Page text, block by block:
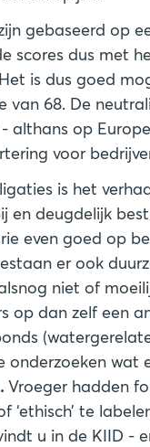
gebaseerd op
scores dus met
is dus goed
van 68. De
althans op
is het
en deugdelijk
even goed op
er ook
niet of
op dan zelf een
onderzoeken wat
Vroeger hadden
of ‘ethisch’ te
u in de KIID -